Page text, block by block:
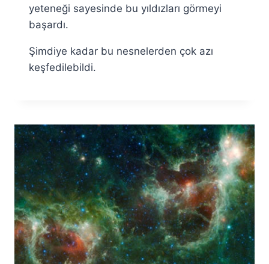
yeteneği sayesinde bu yıldızları görmeyi
başardı.
Şimdiye kadar bu nesnelerden çok azı
keşfedilebildi.